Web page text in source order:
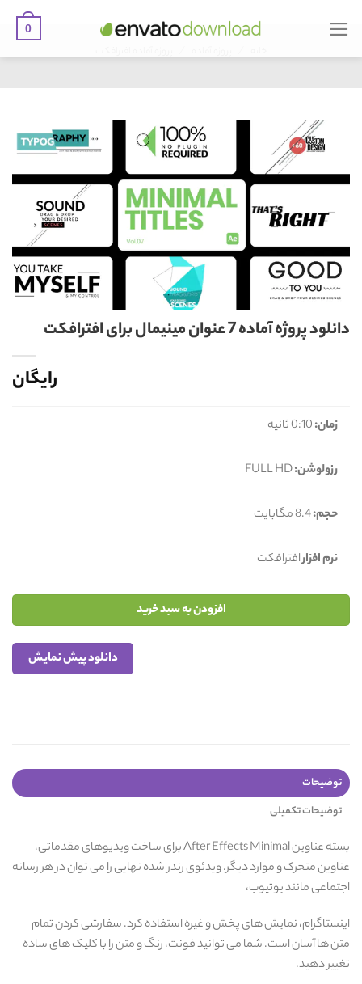
Skip
to
0
/
/
دانلود پروژه آماده 7 عنوان مینیمال برای افترافکت
رایگان
زمان:0:10 ثانیه
رزولوشن:FULL HD
حجم:8.4 مگابایت
نرم افزارافترافکت
افزودن به سبد خرید
دانلود پیش نمایش
توضیحات
توضیحات تکمیلی
بسته عناوین After Effects Minimal برای ساخت ویدیوهای مقدماتی،
عناوین متحرک و موارد دیگر. ویدئوی رندر شده نهایی را می توان در هر رسانه
اجتماعی مانند یوتیوب،
اینستاگرام، نمایش های پخش و غیره استفاده کرد. سفارشی کردن تمام
متن ها آسان است. شما می توانید فونت، رنگ و متن را با کلیک های ساده
تغییر دهید.